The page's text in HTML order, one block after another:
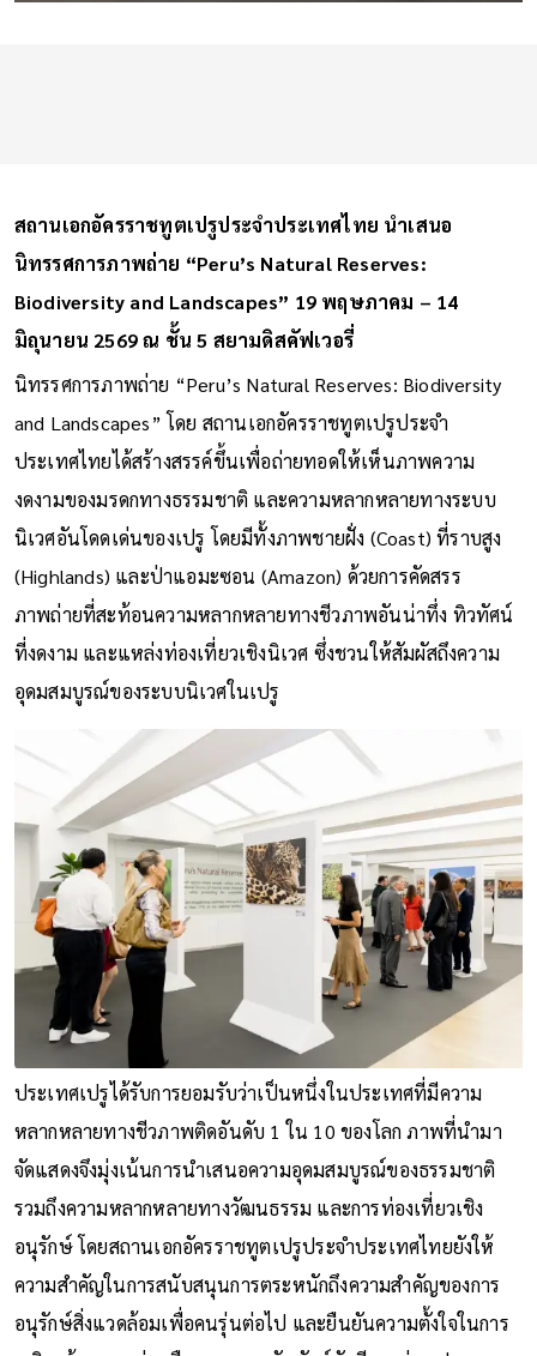
สถานเอกอัครราชทูตเปรูประจำประเทศไทย นำเสนอ
นิทรรศการภาพถ่าย “Peru’s Natural Reserves:
Biodiversity and Landscapes” 19 พฤษภาคม – 14
มิถุนายน 2569 ณ ชั้น 5 สยามดิสคัฟเวอรี่
นิทรรศการภาพถ่าย “Peru’s Natural Reserves: Biodiversity
and Landscapes” โดย สถานเอกอัครราชทูตเปรูประจำ
ประเทศไทยได้สร้างสรรค์ขึ้นเพื่อถ่ายทอดให้เห็นภาพความ
งดงามของมรดกทางธรรมชาติ และความหลากหลายทางระบบ
นิเวศอันโดดเด่นของเปรู โดยมีทั้งภาพชายฝั่ง (Coast) ที่ราบสูง
(Highlands) และป่าแอมะซอน (Amazon) ด้วยการคัดสรร
ภาพถ่ายที่สะท้อนความหลากหลายทางชีวภาพอันน่าทึ่ง ทิวทัศน์
ที่งดงาม และแหล่งท่องเที่ยวเชิงนิเวศ ซึ่งชวนให้สัมผัสถึงความ
อุดมสมบูรณ์ของระบบนิเวศในเปรู
ประเทศเปรูได้รับการยอมรับว่าเป็นหนึ่งในประเทศที่มีความ
หลากหลายทางชีวภาพติดอันดับ 1 ใน 10 ของโลก ภาพที่นำมา
จัดแสดงจึงมุ่งเน้นการนำเสนอความอุดมสมบูรณ์ของธรรมชาติ
รวมถึงความหลากหลายทางวัฒนธรรม และการท่องเที่ยวเชิง
อนุรักษ์ โดยสถานเอกอัครราชทูตเปรูประจำประเทศไทยยังให้
ความสำคัญในการสนับสนุนการตระหนักถึงความสำคัญของการ
อนุรักษ์สิ่งแวดล้อมเพื่อคนรุ่นต่อไป และยืนยันความตั้งใจในการ